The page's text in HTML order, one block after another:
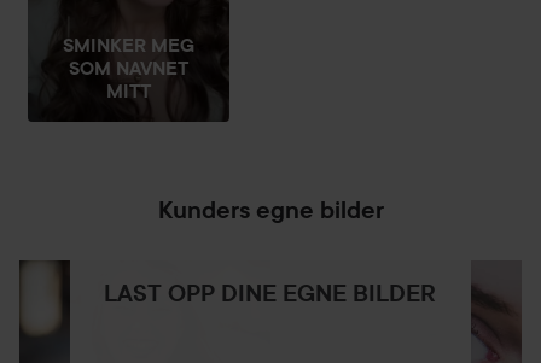
SMINKER MEG
SOM NAVNET
MITT
Kunders egne bilder
LAST OPP DINE EGNE BILDER